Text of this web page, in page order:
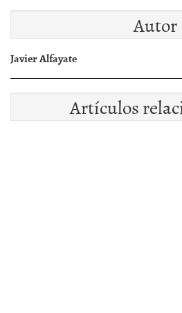
Autor
Javier Alfayate
Artículos